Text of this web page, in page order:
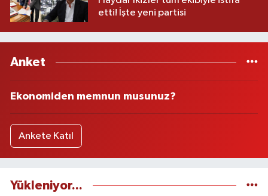
etti! İşte yeni partisi
Anket
Ekonomiden memnun musunuz?
Ankete Katıl
Yükleniyor...